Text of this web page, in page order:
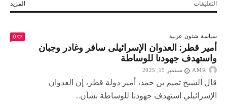
المزيد التعليقاتعلى
أبو
السيادة
القطرية
تجاوز
كل
حضاري
سياسة شئون عربية 0
أمير قطر: العدوان الإسرائيلى سافر وغادر وجبان
واستهدف جهودنا للوساطة
AMR سبتمبر 15, 2025
قال الشيخ تميم بن حمد، أمير دولة قطر، إن العدوان
الإسرائيلي استهدف جهودنا للوساطة بشأن...